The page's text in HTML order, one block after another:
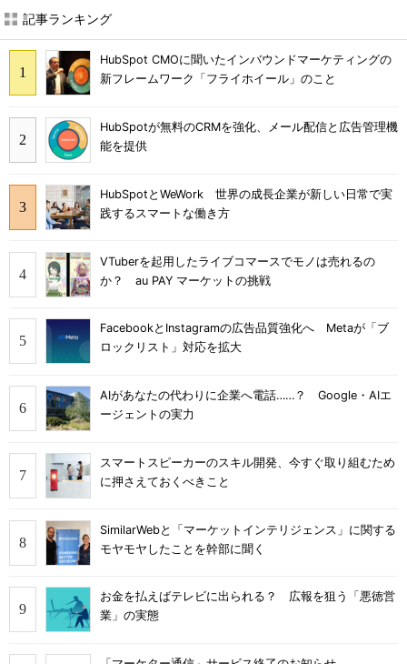
記事ランキング
HubSpot CMOに聞いたインバウンドマーケティングの
新フレームワーク「フライホイール」のこと
HubSpotが無料のCRMを強化、メール配信と広告管理機
能を提供
HubSpotとWeWork 世界の成長企業が新しい日常で実
践するスマートな働き方
VTuberを起用したライブコマースでモノは売れるの
か？ au PAY マーケットの挑戦
FacebookとInstagramの広告品質強化へ Metaが「ブ
ロックリスト」対応を拡大
AIがあなたの代わりに企業へ電話……？ Google・AIエ
ージェントの実力
スマートスピーカーのスキル開発、今すぐ取り組むため
に押さえておくべきこと
SimilarWebと「マーケットインテリジェンス」に関する
モヤモヤしたことを幹部に聞く
お金を払えばテレビに出られる？ 広報を狙う「悪徳営
業」の実態